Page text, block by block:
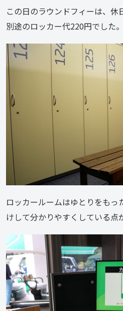
この日のラウンドフィーは、
別途のロッカー代220円でした。
ロッカールームはゆとりをもっ
けして分かりやすくしている点